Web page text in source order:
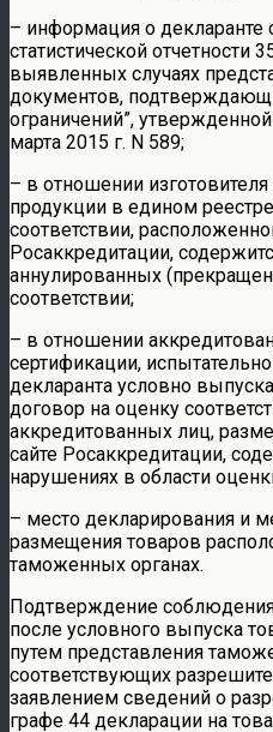
– информация о
статистической отчетности
выявленных случаях
документов,
ограничений”,
марта 2015 г. N 589;
– в отношении
продукции в едином
соответствии,
Росаккредитации,
аннулированных
соответствии;
– в отношении
сертификации,
декларанта условно
договор на оценку
аккредитованных лиц,
сайте Росаккредитации,
нарушениях в области
– место декларирования и
размещения товаров
таможенных органах.
Подтверждение
после условного выпуска
путем представления
соответствующих
заявлением сведений о
графе 44 декларации на